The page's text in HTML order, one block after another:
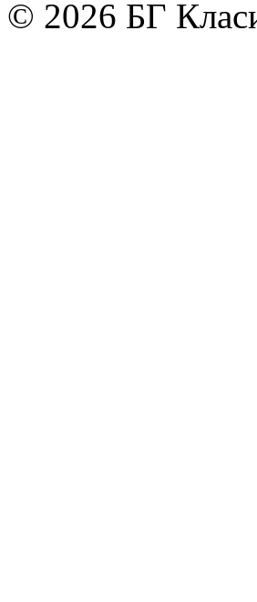
© 2026 БГ